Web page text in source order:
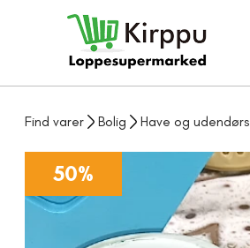
Find varer Bolig Have og udendørs
50%